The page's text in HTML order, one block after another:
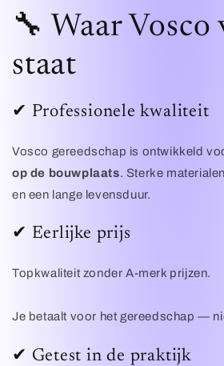
🔧 Waar Vosco
staat
✔ Professionele kwaliteit
Vosco gereedschap is ontwikkeld
op de bouwplaats. Sterke
en een lange levensduur.
✔ Eerlijke prijs
Topkwaliteit zonder A-merk prijzen.
Je betaalt voor het gereedschap —
✔ Getest in de praktijk